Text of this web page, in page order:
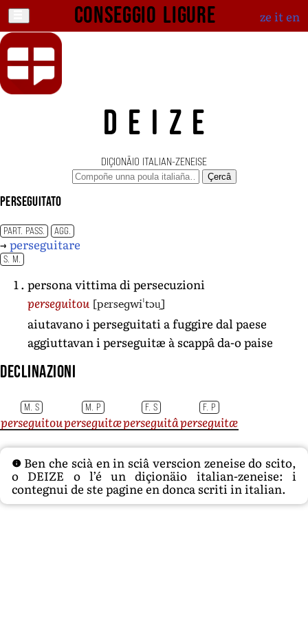
Conseggio ligure ze iten
DEIZE
DIÇIONÄIO ITALIAN-ZENEISE
Çercâ
perseguitato
PART. PASS. AGG.
→ perseguitare
S. M.
persona vittima di persecuzioni
perseguitou [pɛrseɡwiˈtɔu̯]
aiutavano i perseguitati a fuggire dal paese
aggiuttavan i perseguitæ à scappâ da-o paise
Declinazioni
M. S M. P F. S F. P
perseguitouperseguitæperseguitâperseguitæ
Ben che scià en in sciâ verscion zeneise do scito,
o DEIZE o l’é un diçionäio italian-zeneise: i
contegnui de ste pagine en donca scriti in italian.